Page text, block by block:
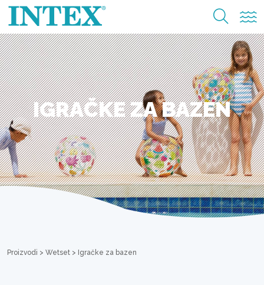
IGRAČKE ZA BAZEN
Proizvodi > Wetset > Igračke za bazen